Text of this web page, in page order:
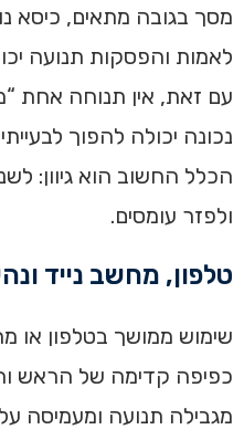
מסך בגובה מתאים, כיסא
לאמות והפסקות תנועה
עם זאת, אין תנוחה אחת
נכונה יכולה להפוך
הכלל החשוב הוא גיוון:
ולפזר עומסים.
טלפון, מחשב נייד
שימוש ממושך בטלפון או
כפיפה קדימה של הראש
מגבילה תנועה ומעמיסה